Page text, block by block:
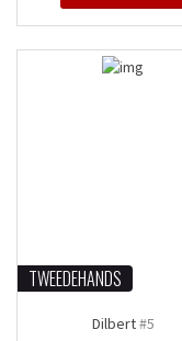
TWEEDEHANDS
Dilbert#5